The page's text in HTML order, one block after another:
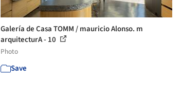
Galería de Casa TOMM / mauricio Alonso. m
arquitecturA - 10
Photo
Save